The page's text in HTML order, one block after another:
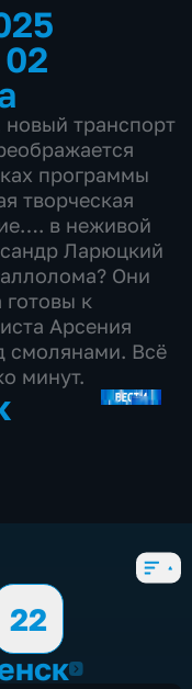
транспорт
программы
творческая
в неживой
Ларюцкий
Они
готовы к
Арсения
смолянами. Всё
минут.
22
2026